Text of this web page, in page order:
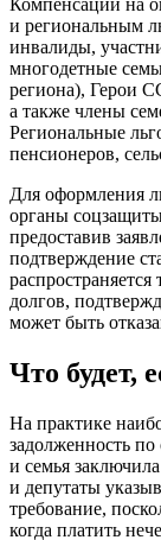
и региональным
инвалиды,
многодетные
региона), Герои
а также члены
Региональные
пенсионеров,
Для оформления
органы
предоставив
подтверждение
долгов,
может быть
Что будет,
На практике
задолженность
и семья
и депутаты
требование,
когда платить